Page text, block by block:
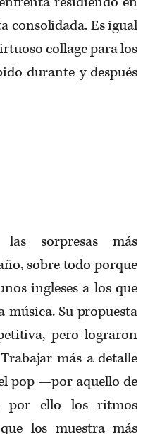
consolidada. Es igual
collage para los
durante y después
sorpresas más
sobre todo porque
ingleses a los que
música. Su propuesta
pero lograron
más a detalle
pop —por aquello de
por ello los ritmos
los muestra más